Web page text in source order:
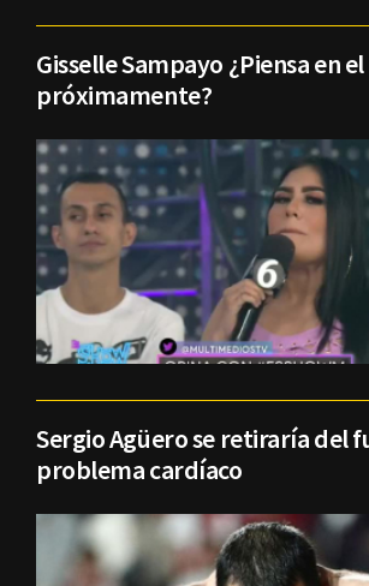
Gisselle Sampayo ¿Piensa en
próximamente?
Sergio Agüero se retiraría del
problema cardíaco